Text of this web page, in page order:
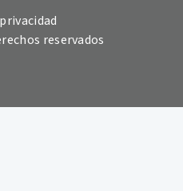
reservados